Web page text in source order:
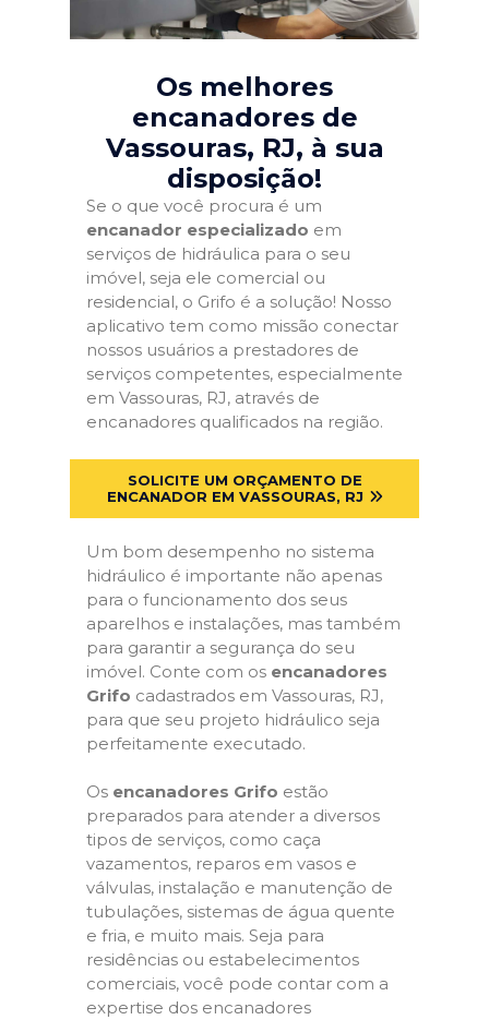
Os melhores
encanadores de
Vassouras, RJ, à sua
disposição!
Se o que você procura é um
encanador especializado em
serviços de hidráulica para o seu
imóvel, seja ele comercial ou
residencial, o Grifo é a solução! Nosso
aplicativo tem como missão conectar
nossos usuários a prestadores de
serviços competentes, especialmente
em Vassouras, RJ, através de
encanadores qualificados na região.
SOLICITE UM ORÇAMENTO DE
ENCANADOR EM VASSOURAS, RJ
Um bom desempenho no sistema
hidráulico é importante não apenas
para o funcionamento dos seus
aparelhos e instalações, mas também
para garantir a segurança do seu
imóvel. Conte com os encanadores
Grifo cadastrados em Vassouras, RJ,
para que seu projeto hidráulico seja
perfeitamente executado.
Os encanadores Grifo estão
preparados para atender a diversos
tipos de serviços, como caça
vazamentos, reparos em vasos e
válvulas, instalação e manutenção de
tubulações, sistemas de água quente
e fria, e muito mais. Seja para
residências ou estabelecimentos
comerciais, você pode contar com a
expertise dos encanadores